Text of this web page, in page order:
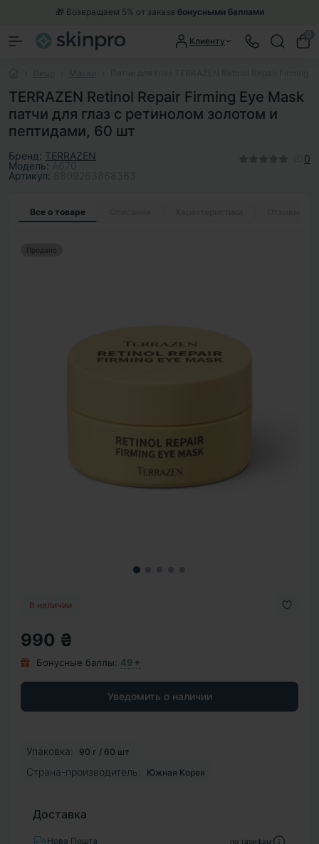
🎁 Возвращаем 5% от заказа бонусными баллами
Клиенту
TERRAZEN Retinol Repair Firming Eye Mask
патчи для глаз с ретинолом золотом и
пептидами, 60 шт
Бренд: TERRAZEN
Модель:
Артикул:
0
Все о товаре
Продано
В наличии
990 ₴
Бонусные баллы: 49✦
Уведомить о наличии
Упаковка: 90 г / 60 шт
Страна-производитель: Южная Корея
Доставка
Нова Пошта по тарифам